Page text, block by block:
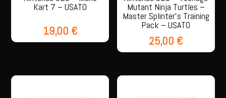
Kart 7 – USATO
19,00 €
Mutant Ninja Turtles –
Master Splinter’s Training
Pack – USATO
25,00 €